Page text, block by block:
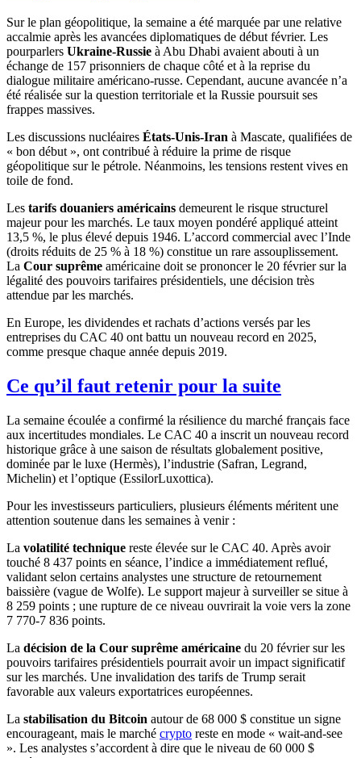
Sur le plan géopolitique, la semaine a été marquée par une relative
accalmie après les avancées diplomatiques de début février. Les
pourparlers Ukraine-Russie à Abu Dhabi avaient abouti à un
échange de 157 prisonniers de chaque côté et à la reprise du
dialogue militaire américano-russe. Cependant, aucune avancée n’a
été réalisée sur la question territoriale et la Russie poursuit ses
frappes massives.
Les discussions nucléaires États-Unis-Iran à Mascate, qualifiées de
« bon début », ont contribué à réduire la prime de risque
géopolitique sur le pétrole. Néanmoins, les tensions restent vives en
toile de fond.
Les tarifs douaniers américains demeurent le risque structurel
majeur pour les marchés. Le taux moyen pondéré appliqué atteint
13,5 %, le plus élevé depuis 1946. L’accord commercial avec l’Inde
(droits réduits de 25 % à 18 %) constitue un rare assouplissement.
La Cour suprême américaine doit se prononcer le 20 février sur la
légalité des pouvoirs tarifaires présidentiels, une décision très
attendue par les marchés.
En Europe, les dividendes et rachats d’actions versés par les
entreprises du CAC 40 ont battu un nouveau record en 2025,
comme presque chaque année depuis 2019.
Ce qu’il faut retenir pour la suite
La semaine écoulée a confirmé la résilience du marché français face
aux incertitudes mondiales. Le CAC 40 a inscrit un nouveau record
historique grâce à une saison de résultats globalement positive,
dominée par le luxe (Hermès), l’industrie (Safran, Legrand,
Michelin) et l’optique (EssilorLuxottica).
Pour les investisseurs particuliers, plusieurs éléments méritent une
attention soutenue dans les semaines à venir :
La volatilité technique reste élevée sur le CAC 40. Après avoir
touché 8 437 points en séance, l’indice a immédiatement reflué,
validant selon certains analystes une structure de retournement
baissière (vague de Wolfe). Le support majeur à surveiller se situe à
8 259 points ; une rupture de ce niveau ouvrirait la voie vers la zone
7 770-7 836 points.
La décision de la Cour suprême américaine du 20 février sur les
pouvoirs tarifaires présidentiels pourrait avoir un impact significatif
sur les marchés. Une invalidation des tarifs de Trump serait
favorable aux valeurs exportatrices européennes.
La stabilisation du Bitcoin autour de 68 000 $ constitue un signe
encourageant, mais le marché crypto reste en mode « wait-and-see
». Les analystes s’accordent à dire que le niveau de 60 000 $